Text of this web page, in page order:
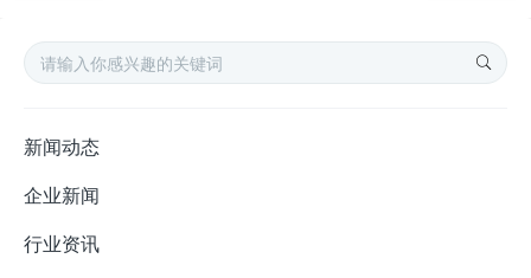
新闻动态
企业新闻
行业资讯